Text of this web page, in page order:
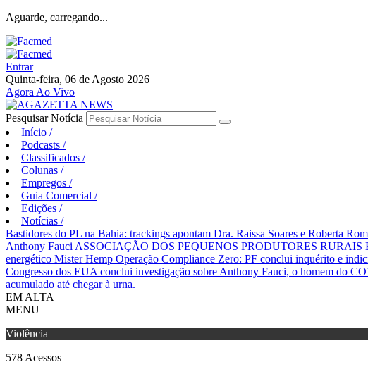
Aguarde, carregando...
Entrar
Quinta-feira, 06 de Agosto 2026
Agora Ao Vivo
Pesquisar Notícia
Início /
Podcasts /
Classificados /
Colunas /
Empregos /
Guia Comercial /
Edições /
Notícias /
Bastidores do PL na Bahia: trackings apontam Dra. Raissa Soares e Roberta
Anthony Fauci ASSOCIAÇÃO DOS PEQUENOS PRODUTORES
energético Mister Hemp Operação Compliance Zero: PF conclui inquérito e
Congresso dos EUA conclui investigação sobre Anthony Fauci, o homem do
acumulado até chegar à urna.
EM ALTA
MENU
Violência
578 Acessos